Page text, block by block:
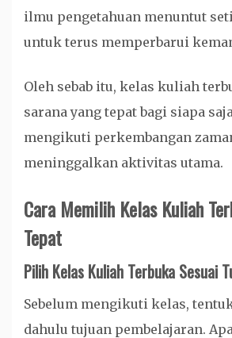
ilmu pengetahuan menuntut
untuk terus memperbarui
Oleh sebab itu, kelas kuliah
sarana yang tepat bagi siapa
mengikuti perkembangan
meninggalkan aktivitas utama.
Cara Memilih Kelas Kuliah
Tepat
Pilih Kelas Kuliah Terbuka Sesuai
Sebelum mengikuti kelas,
dahulu tujuan pembelajaran.